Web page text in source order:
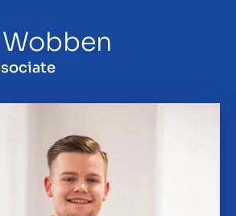
verkaufen